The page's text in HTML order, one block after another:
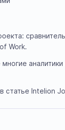
Work.
статье Intelion